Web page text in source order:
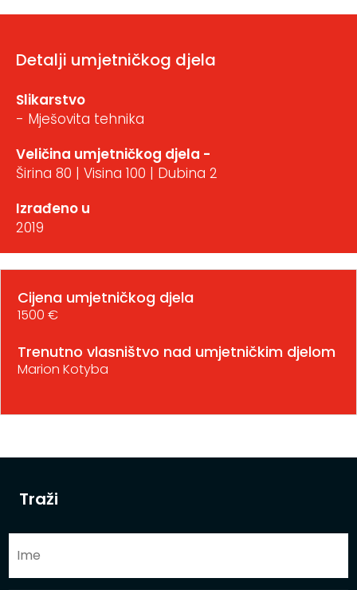
Traži
Detalji umjetničkog djela
Slikarstvo
- Mješovita tehnika
Veličina umjetničkog djela -
Širina 80 | Visina 100 | Dubina 2
Izrađeno u
2019
Cijena umjetničkog djela
1500 €
Trenutno vlasništvo nad umjetničkim djelom
Marion Kotyba